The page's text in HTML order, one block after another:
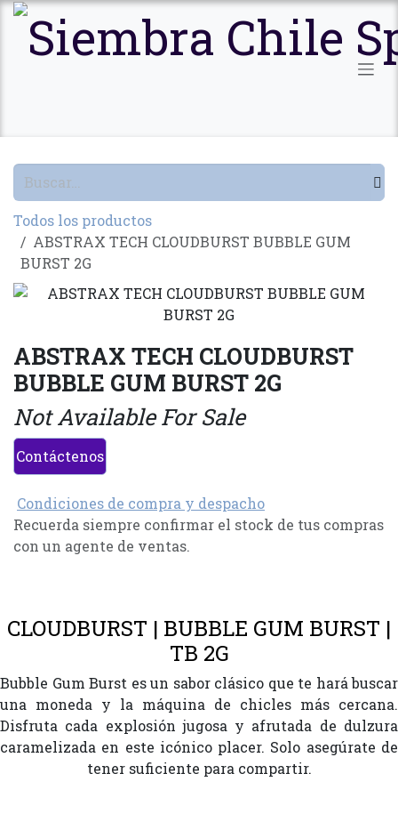
Ir al contenido
Todos los productos
ABSTRAX TECH CLOUDBURST BUBBLE GUM
BURST 2G
ABSTRAX TECH CLOUDBURST
BUBBLE GUM BURST 2G
Not Available For Sale
Contáctenos
Condiciones de compra y despacho
Recuerda siempre confirmar el stock de tus compras
con un agente de ventas.
CLOUDBURST | BUBBLE GUM BURST |
TB 2G
Bubble Gum Burst es un sabor clásico que te hará buscar
una moneda y la máquina de chicles más cercana.
Disfruta cada explosión jugosa y afrutada de dulzura
caramelizada en este icónico placer. Solo asegúrate de
tener suficiente para compartir.